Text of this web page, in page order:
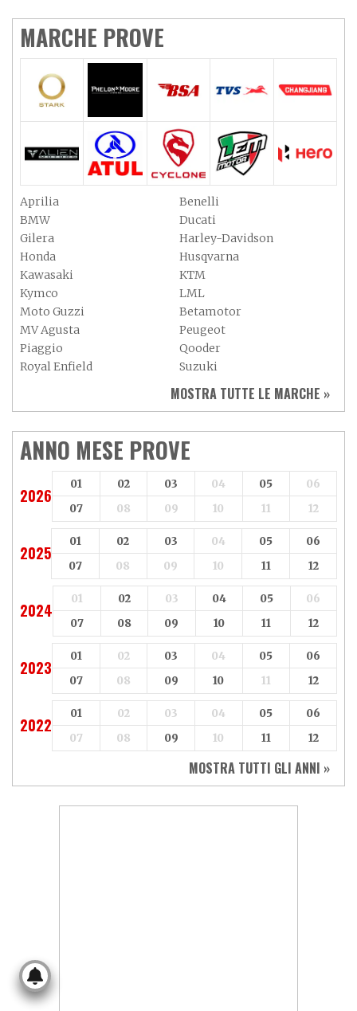
MARCHE PROVE
Aprilia
Benelli
BMW
Ducati
Gilera
Harley-Davidson
Honda
Husqvarna
Kawasaki
KTM
Kymco
LML
Moto Guzzi
Betamotor
MV Agusta
Peugeot
Piaggio
Qooder
Royal Enfield
Suzuki
Triumph
Yamaha
Aeon
Aspes
Axy
Baotian
MOSTRA TUTTE LE MARCHE »
ANNO MESE PROVE
2026
01 02 03 04 05
06
07
08 09 10 11 12
2025
01 02 03 04 05
06
07
08 09 10 11 12
2024
01 02 03 04 05
06
07
08 09 10 11 12
2023
01 02 03 04 05
06
07
08 09 10 11 12
2022
01 02 03 04 05
06
07
08 09 10 11 12
MOSTRA TUTTI GLI ANNI »